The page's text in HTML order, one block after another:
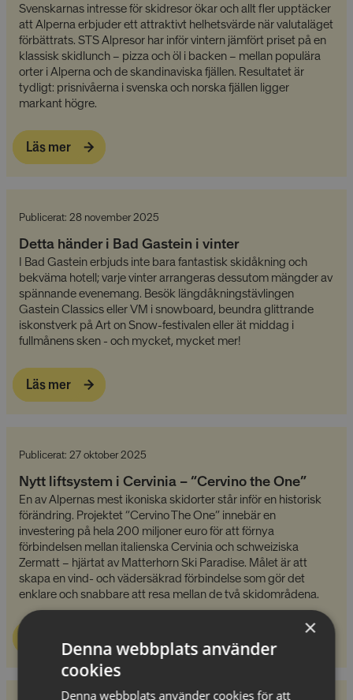
Svenskarnas intresse för skidresor ökar och allt fler upptäcker
att Alperna erbjuder ett attraktivt helhetsvärde när valuta­läget
förbättrats. STS Alpresor har inför vintern jämfört priset på en
klassisk skidlunch – pizza och öl i backen – mellan populära
orter i Alperna och de skandinaviska fjällen. Resultatet är
tydligt: prisnivåerna i svenska och norska fjällen ligger
markant högre.
Läs mer
Publicerat: 28 november 2025
Detta händer i Bad Gastein i vinter
I Bad Gastein erbjuds inte bara fantastisk skidåkning och
bekväma hotell; varje vinter arrangeras dessutom mängder av
spännande evenemang. Besök längdåkningstävlingen
Gastein Classics eller VM i snowboard, beundra glittrande
iskonstverk på Art on Snow-festivalen eller ät middag i
fullmånens sken - och mycket, mycket mer!
Läs mer
Publicerat: 27 oktober 2025
Nytt liftsystem i Cervinia – “Cervino the One”
En av Alpernas mest ikoniska skidorter står inför en historisk
förändring. Projektet “Cervino The One” innebär en
investering på hela 200 miljoner euro för att förnya
förbindelsen mellan italienska Cervinia och schweiziska
Zermatt – hjärtat av Matterhorn Ski Paradise. Målet är att
skapa en vind- och vädersäkrad förbindelse som gör det
enklare och snabbare att resa mellan de två skidområdena.
×
Denna webbplats använder
cookies
Denna webbplats använder cookies för att